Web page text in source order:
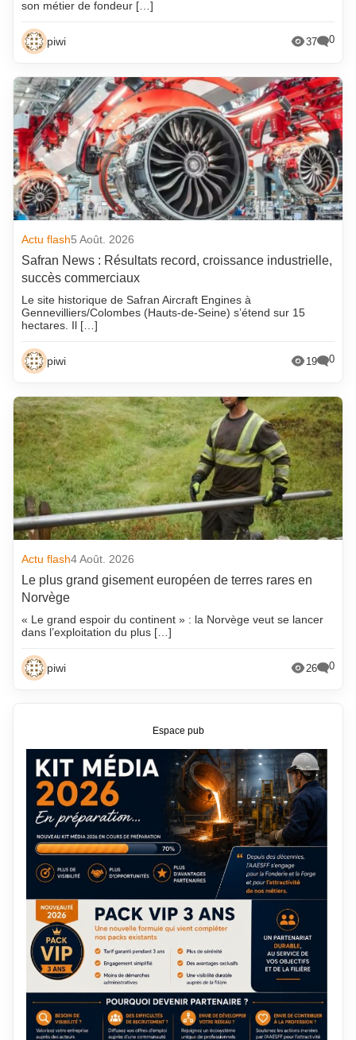
son métier de fondeur […]
piwi 37 0
Actu flash5 Août. 2026
Safran News : Résultats record, croissance industrielle,
succès commerciaux
Le site historique de Safran Aircraft Engines à
Gennevilliers/Colombes (Hauts-de-Seine) s’étend sur 15
hectares. Il […]
piwi 19 0
Actu flash4 Août. 2026
Le plus grand gisement européen de terres rares en
Norvège
« Le grand espoir du continent » : la Norvège veut se lancer
dans l’exploitation du plus […]
piwi 26 0
Espace pub